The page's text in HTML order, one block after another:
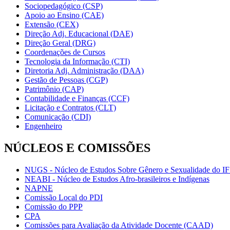
Sociopedagógico (CSP)
Apoio ao Ensino (CAE)
Extensão (CEX)
Direção Adj. Educacional (DAE)
Direção Geral (DRG)
Coordenações de Cursos
Tecnologia da Informação (CTI)
Diretoria Adj. Administração (DAA)
Gestão de Pessoas (CGP)
Patrimônio (CAP)
Contabilidade e Finanças (CCF)
Licitação e Contratos (CLT)
Comunicação (CDI)
Engenheiro
NÚCLEOS E COMISSÕES
NUGS - Núcleo de Estudos Sobre Gênero e Sexualidade do
NEABI - Núcleo de Estudos Afro-brasileiros e Indígenas
NAPNE
Comissão Local do PDI
Comissão do PPP
CPA
Comissões para Avaliação da Atividade Docente (CAAD)